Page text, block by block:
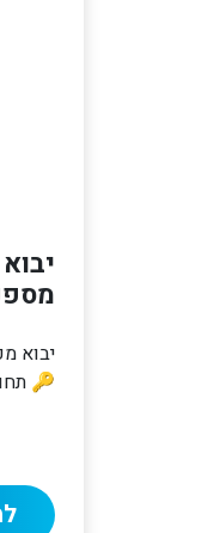
יבוא
🔑